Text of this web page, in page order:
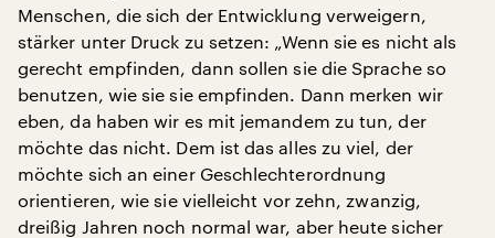
Menschen, die sich der Entwicklung verweigern,
stärker unter Druck zu setzen: „Wenn sie es nicht als
gerecht empfinden, dann sollen sie die Sprache so
benutzen, wie sie sie empfinden. Dann merken wir
eben, da haben wir es mit jemandem zu tun, der
möchte das nicht. Dem ist das alles zu viel, der
möchte sich an einer Geschlechterordnung
orientieren, wie sie vielleicht vor zehn, zwanzig,
dreißig Jahren noch normal war, aber heute sicher